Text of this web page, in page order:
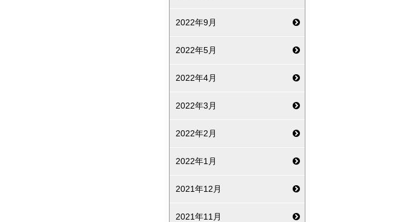
2022年9月
2022年5月
2022年4月
2022年3月
2022年2月
2022年1月
2021年12月
2021年11月